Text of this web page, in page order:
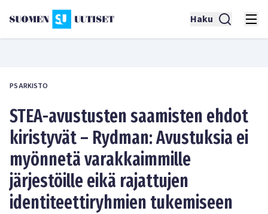
Haku
PS ARKISTO
STEA-avustusten saamisten ehdot
kiristyvät – Rydman: Avustuksia ei
myönnetä varakkaimmille
järjestöille eikä rajattujen
identiteettiryhmien tukemiseen